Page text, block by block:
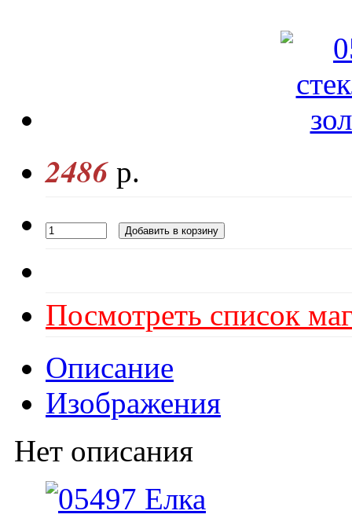
2486 р.
Посмотреть список
Описание
Изображения
Нет описания